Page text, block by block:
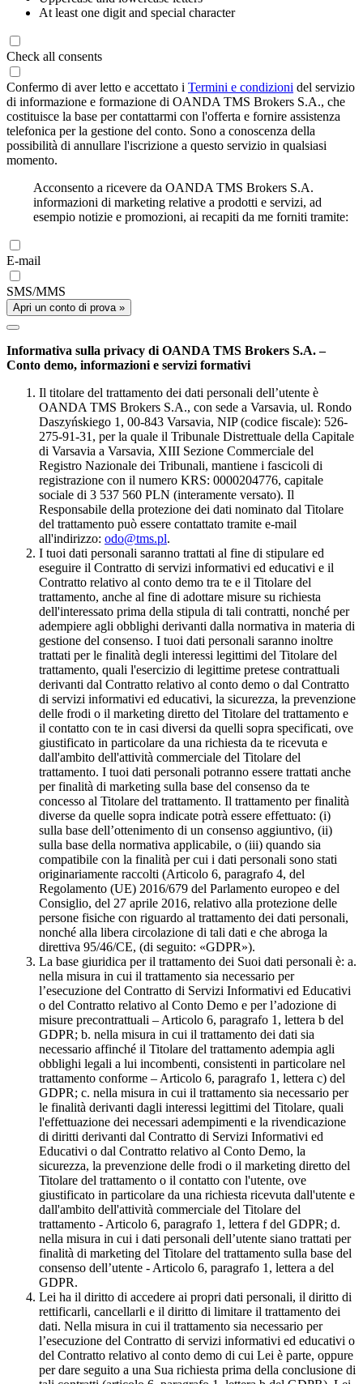
At least one digit and special character
Check all consents
Confermo di aver letto e accettato i Termini e condizioni del servizio
di informazione e formazione di OANDA TMS Brokers S.A., che
costituisce la base per contattarmi con l'offerta e fornire assistenza
telefonica per la gestione del conto. Sono a conoscenza della
possibilità di annullare l'iscrizione a questo servizio in qualsiasi
momento.
Acconsento a ricevere da OANDA TMS Brokers S.A.
informazioni di marketing relative a prodotti e servizi, ad
esempio notizie e promozioni, ai recapiti da me forniti tramite:
E-mail
SMS/MMS
Apri un conto di prova »
Informativa sulla privacy di OANDA TMS Brokers S.A. –
Conto demo, informazioni e servizi formativi
Il titolare del trattamento dei dati personali dell’utente è
OANDA TMS Brokers S.A., con sede a Varsavia, ul. Rondo
Daszyńskiego 1, 00-843 Varsavia, NIP (codice fiscale): 526-
275-91-31, per la quale il Tribunale Distrettuale della Capitale
di Varsavia a Varsavia, XIII Sezione Commerciale del
Registro Nazionale dei Tribunali, mantiene i fascicoli di
registrazione con il numero KRS: 0000204776, capitale
sociale di 3 537 560 PLN (interamente versato). Il
Responsabile della protezione dei dati nominato dal Titolare
del trattamento può essere contattato tramite e-mail
all'indirizzo: odo@tms.pl.
I tuoi dati personali saranno trattati al fine di stipulare ed
eseguire il Contratto di servizi informativi ed educativi e il
Contratto relativo al conto demo tra te e il Titolare del
trattamento, anche al fine di adottare misure su richiesta
dell'interessato prima della stipula di tali contratti, nonché per
adempiere agli obblighi derivanti dalla normativa in materia di
gestione del consenso. I tuoi dati personali saranno inoltre
trattati per le finalità degli interessi legittimi del Titolare del
trattamento, quali l'esercizio di legittime pretese contrattuali
derivanti dal Contratto relativo al conto demo o dal Contratto
di servizi informativi ed educativi, la sicurezza, la prevenzione
delle frodi o il marketing diretto del Titolare del trattamento e
il contatto con te in casi diversi da quelli sopra specificati, ove
giustificato in particolare da una richiesta da te ricevuta e
dall'ambito dell'attività commerciale del Titolare del
trattamento. I tuoi dati personali potranno essere trattati anche
per finalità di marketing sulla base del consenso da te
concesso al Titolare del trattamento. Il trattamento per finalità
diverse da quelle sopra indicate potrà essere effettuato: (i)
sulla base dell’ottenimento di un consenso aggiuntivo, (ii)
sulla base della normativa applicabile, o (iii) quando sia
compatibile con la finalità per cui i dati personali sono stati
originariamente raccolti (Articolo 6, paragrafo 4, del
Regolamento (UE) 2016/679 del Parlamento europeo e del
Consiglio, del 27 aprile 2016, relativo alla protezione delle
persone fisiche con riguardo al trattamento dei dati personali,
nonché alla libera circolazione di tali dati e che abroga la
direttiva 95/46/CE, (di seguito: «GDPR»).
La base giuridica per il trattamento dei Suoi dati personali è: a.
nella misura in cui il trattamento sia necessario per
l’esecuzione del Contratto di Servizi Informativi ed Educativi
o del Contratto relativo al Conto Demo e per l’adozione di
misure precontrattuali – Articolo 6, paragrafo 1, lettera b del
GDPR; b. nella misura in cui il trattamento dei dati sia
necessario affinché il Titolare del trattamento adempia agli
obblighi legali a lui incombenti, consistenti in particolare nel
trattamento conforme – Articolo 6, paragrafo 1, lettera c) del
GDPR; c. nella misura in cui il trattamento sia necessario per
le finalità derivanti dagli interessi legittimi del Titolare, quali
l'effettuazione dei necessari adempimenti e la rivendicazione
di diritti derivanti dal Contratto di Servizi Informativi ed
Educativi o dal Contratto relativo al Conto Demo, la
sicurezza, la prevenzione delle frodi o il marketing diretto del
Titolare del trattamento o il contatto con l'utente, ove
giustificato in particolare da una richiesta ricevuta dall'utente e
dall'ambito dell'attività commerciale del Titolare del
trattamento - Articolo 6, paragrafo 1, lettera f del GDPR; d.
nella misura in cui i dati personali dell’utente siano trattati per
finalità di marketing del Titolare del trattamento sulla base del
consenso dell’utente - Articolo 6, paragrafo 1, lettera a del
GDPR.
Lei ha il diritto di accedere ai propri dati personali, il diritto di
rettificarli, cancellarli e il diritto di limitare il trattamento dei
dati. Nella misura in cui il trattamento sia necessario per
l’esecuzione del Contratto di servizi informativi ed educativi o
del Contratto relativo al conto demo di cui Lei è parte, oppure
per dare seguito a una Sua richiesta prima della conclusione di